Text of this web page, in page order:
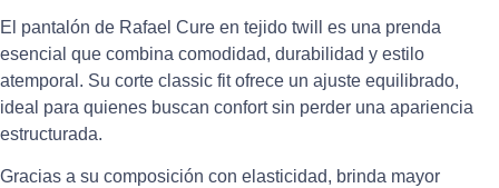
El pantalón de Rafael Cure en tejido twill es una prenda
esencial que combina comodidad, durabilidad y estilo
atemporal. Su corte classic fit ofrece un ajuste equilibrado,
ideal para quienes buscan confort sin perder una apariencia
estructurada.
Gracias a su composición con elasticidad, brinda mayor